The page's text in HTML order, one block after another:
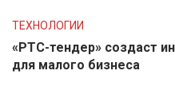
ТЕХНОЛОГИИ
«РТС-тендер» создаст
для малого бизнеса